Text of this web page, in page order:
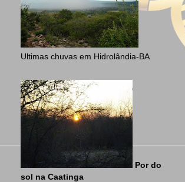
Ultimas chuvas em Hidrolândia-BA
Por do
sol na Caatinga